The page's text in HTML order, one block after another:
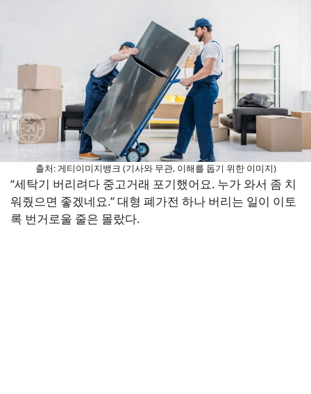
출처: 게티이미지뱅크 (기사와 무관, 이해를 돕기 위한 이미지)
“세탁기 버리려다 중고거래 포기했어요. 누가 와서 좀 치
워줬으면 좋겠네요.” 대형 폐가전 하나 버리는 일이 이토
록 번거로울 줄은 몰랐다.